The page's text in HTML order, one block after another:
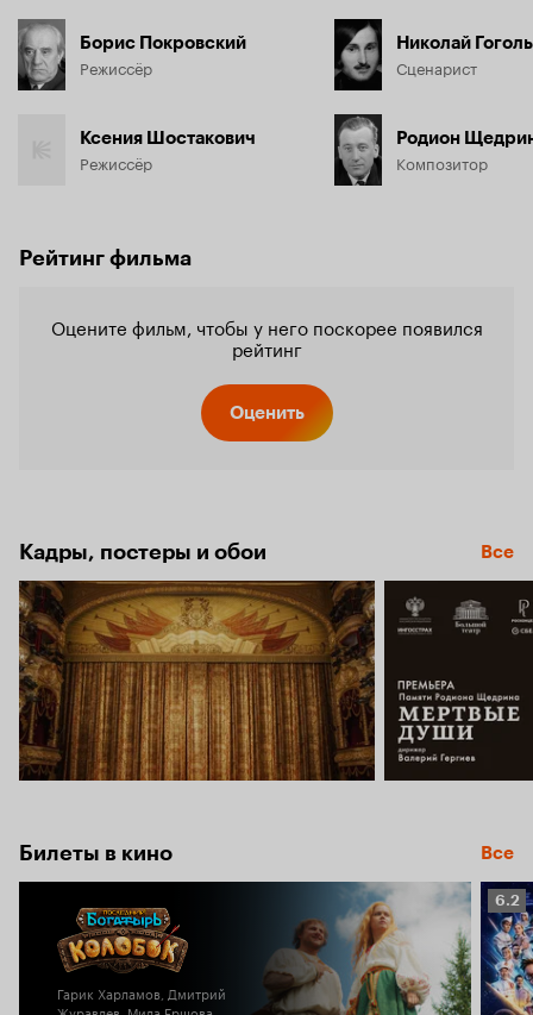
Борис Покровский
Режиссёр
Ксения Шостакович
Режиссёр
Николай Гоголь
Сценарист
Родион
Композитор
Рейтинг фильма
Оцените фильм, чтобы у него поскорее появился
рейтинг
Оценить
Кадры, постеры и обои Все
Билеты в кино Все
Гарик Харламов, Дмитрий
6.2
6.2